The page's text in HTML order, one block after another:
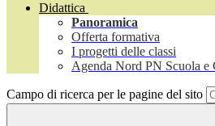
Didattica
Panoramica
Offerta formativa
I progetti delle classi
Agenda Nord PN Scuola e
Campo di ricerca per le pagine del sito